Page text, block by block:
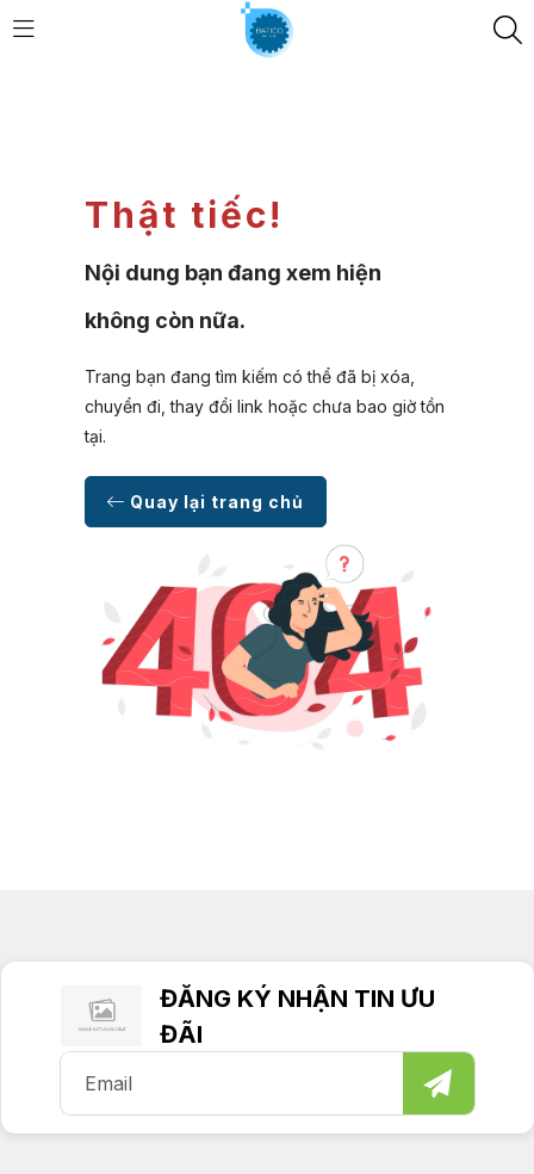
Thật tiếc!
Nội dung bạn đang xem hiện
không còn nữa.
Trang bạn đang tìm kiếm có thể đã bị xóa,
chuyển đi, thay đổi link hoặc chưa bao giờ tồn
tại.
Quay lại trang chủ
ĐĂNG KÝ NHẬN TIN ƯU
ĐÃI